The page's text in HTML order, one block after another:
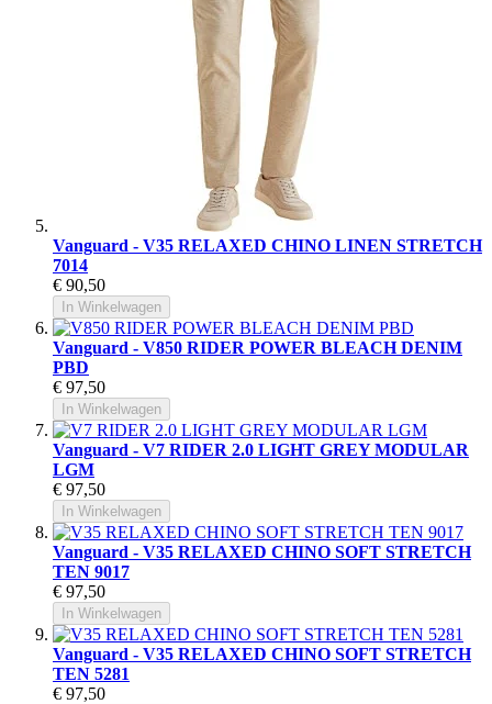
Vanguard - V35 RELAXED CHINO LINEN STRETCH
7014
€ 90,50
In Winkelwagen
Vanguard - V850 RIDER POWER BLEACH DENIM
PBD
€ 97,50
In Winkelwagen
Vanguard - V7 RIDER 2.0 LIGHT GREY MODULAR
LGM
€ 97,50
In Winkelwagen
Vanguard - V35 RELAXED CHINO SOFT STRETCH
TEN 9017
€ 97,50
In Winkelwagen
Vanguard - V35 RELAXED CHINO SOFT STRETCH
TEN 5281
€ 97,50